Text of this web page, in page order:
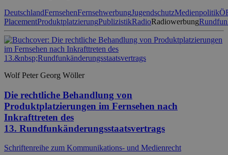
DeutschlandFernsehenFernsehwerbungJugendschutzMedienpolitik
PlacementProduktplatzierungPublizistikRadioRadiowerbung
Wolf Peter Georg Wöller
Die rechtliche Behandlung von
Produktplatzierungen im Fernsehen nach
Inkrafttreten des
13. Rundfunkänderungsstaatsvertrags
Schriftenreihe zum Kommunikations- und Medienrecht